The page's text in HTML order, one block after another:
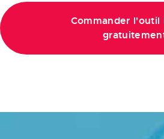
Commander l'outil